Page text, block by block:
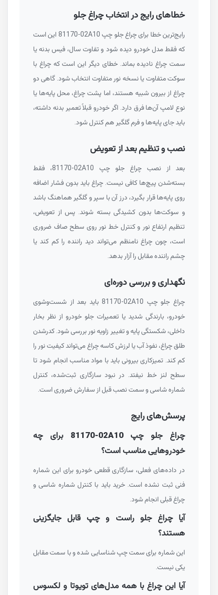
خطاهای رایج در انتخاب چراغ جلو
رایج‌ترین خطا برای چراغ جلو چپ81170-02A10 این است
که فقط مدل خودرو دیده شود و تفاوت سال، فیس بدنه یا
سمت چراغ نادیده بماند. خطای دیگر این است که چراغ با
سوکت متفاوت یا نسخه نور متفاوت انتخاب شود. گاهی دو
چراغ از بیرون شبیه هستند، اما پشت چراغ، محل پایه‌ها یا
نوع لامپ آن‌ها فرق دارد. اگر خودرو قبلاً تعمیر بدنه داشته،
باید جای پایه‌ها و فرم گلگیر هم کنترل شود.
نصب و تنظیم بعد از تعویض
بعد از نصب چراغ جلو چپ81170-02A10 ، فقط
بسته‌شدن پیچ‌ها کافی نیست. چراغ باید بدون فشار اضافه
روی پایه‌ها قرار بگیرد، درز آن با سپر و گلگیر هماهنگ باشد
و سوکت‌ها بدون کشیدگی بسته شوند. پس از تعویض،
تنظیم ارتفاع نور و کنترل خط نور روی سطح صاف ضروری
است، چون چراغ نامنظم می‌تواند دید راننده را کم کند یا
چشم راننده مقابل را آزار بدهد.
نگهداری و بررسی دوره‌ای
چراغ جلو چپ81170-02A10 باید بعد از شست‌وشوی
خودرو، بارندگی شدید یا تعمیرات جلو خودرو از نظر بخار
داخلی، شکستگی پایه و تغییر زاویه نور بررسی شود. کدرشدن
طلق چراغ، نفوذ آب یا لرزش کاسه چراغ می‌تواند کیفیت نور را
کم کند. تمیزکاری بیرونی باید با مواد مناسب انجام شود تا
سطح لنز خط نیفتد. در نبود سازگاری ثبت‌شده، کنترل
شماره شاسی و سمت نصب قبل از سفارش ضروری است.
پرسش‌های رایج
چراغ جلو چپ81170-02A10 برای چه
خودروهایی مناسب است؟
در داده‌های فعلی، سازگاری قطعی خودرو برای این شماره
فنی ثبت نشده است. خرید باید با کنترل شماره شاسی و
چراغ قبلی انجام شود.
آیا چراغ جلو راست و چپ قابل جایگزینی
هستند؟
این شماره برای سمت چپ شناسایی شده و با سمت مقابل
یکی نیست.
آیا این چراغ با همه مدل‌های تویوتا و لکسوس